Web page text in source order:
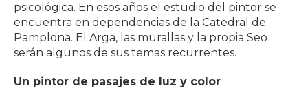
psicológica. En esos años el estudio del pintor se
encuentra en dependencias de la Catedral de
Pamplona. El Arga, las murallas y la propia Seo
serán algunos de sus temas recurrentes.
Un pintor de pasajes de luz y color